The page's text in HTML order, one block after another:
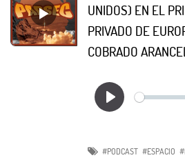
UNIDOS) EN EL
PRIVADO DE
COBRADO
#PODCAST #ESPACIO